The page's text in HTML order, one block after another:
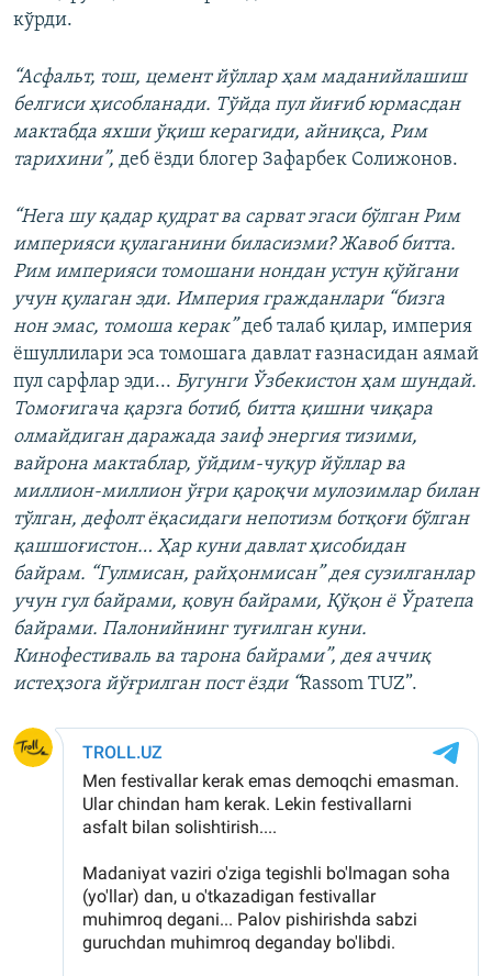
кўрди.
“Асфальт, тош, цемент йўллар ҳам маданийлашиш
белгиси ҳисобланади. Тўйда пул йиғиб юрмасдан
мактабда яхши ўқиш керагиди, айниқса, Рим
тарихини”, деб ёзди блогер Зафарбек Солижонов.
“Нега шу қадар қудрат ва сарват эгаси бўлган Рим
империяси қулаганини биласизми? Жавоб битта.
Рим империяси томошани нондан устун қўйгани
учун қулаган эди. Империя гражданлари “бизга
нон эмас, томоша керак”деб талаб қилар, империя
ëшуллилари эса томошага давлат ғазнасидан аямай
пул сарфлар эди... Бугунги Ўзбекистон ҳам шундай.
Томоғигача қарзга ботиб, битта қишни чиқара
олмайдиган даражада заиф энергия тизими,
вайрона мактаблар, ўйдим-чуқур йўллар ва
миллион-миллион ўғри қароқчи мулозимлар билан
тўлган, дефолт ëқасидаги непотизм ботқоғи бўлган
қашшоғистон… Ҳар куни давлат ҳисобидан
байрам. “Гулмисан, райҳонмисан” дея сузилганлар
учун гул байрами, қовун байрами, Қўқон ë Ўратепа
байрами. Палонийнинг туғилган куни.
Кинофестиваль ва тарона байрами”, дея аччиқ
истеҳзога йўғрилган пост ёзди “Rassom TUZ”.